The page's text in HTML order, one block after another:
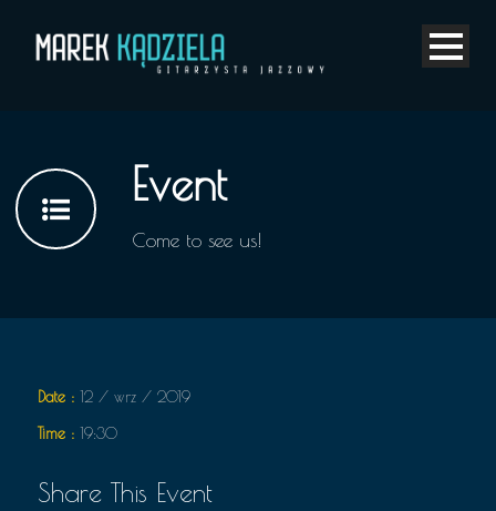
Event
Come to see us!
Date : 12 / wrz / 2019
Time : 19:30
Share This Event